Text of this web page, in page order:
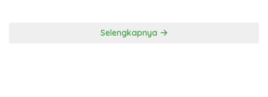
Selengkapnya